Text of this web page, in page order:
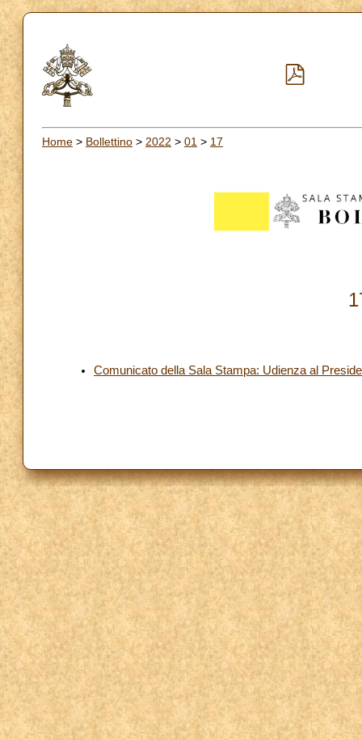
Home > Bollettino > 2022 > 01 > 17
Comunicato della Sala Stampa: Udienza al